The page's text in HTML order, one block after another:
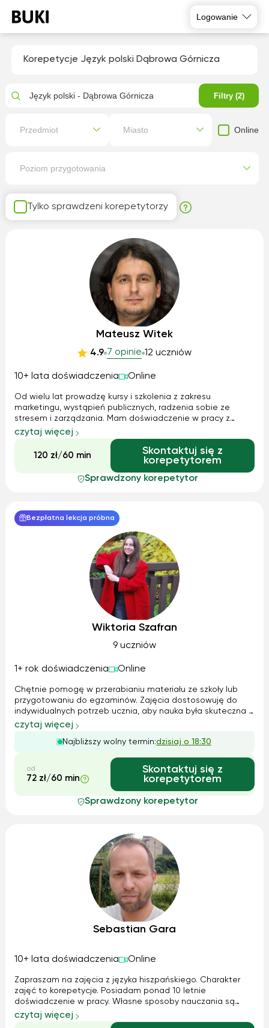
Logowanie
Korepetycje Język polski Dąbrowa Górnicza
Tylko sprawdzeni korepetytorzy
Mateusz Witek
4.9 7 opinie 12 uczniów
10+ lata doświadczenia Online
Od wielu lat prowadzę kursy i szkolenia z zakresu
marketingu, wystąpień publicznych, radzenia sobie ze
stresem i zarządzania. Mam doświadczenie w pracy z
dużymi grupami, jak i indywidualnymi osobami :) Do
każdego ucznia/studenta podchodzę indywidualnie :)
czytaj więcej
120 zł/60 min
Skontaktuj się z
korepetytorem
Sprawdzony korepetytor
Bezpłatna lekcja próbna
Wiktoria Szafran
9 uczniów
1+ rok doświadczenia Online
Chętnie pomogę w przerabianiu materiału ze szkoły lub
przygotowaniu do egzaminów. Zajęcia dostosowuję do
indywidualnych potrzeb ucznia, aby nauka była skuteczna i
mniej stresująca. Wspólnie pracujemy nad tym, co sprawia
trudność, angażując ucznia w aktywną naukę. Dbam o miłą
i przyjazną atmosferę. Z...
czytaj więcej
Najbliższy wolny termin:dzisiaj o 18:30
od
72 zł/60 min
Skontaktuj się z
korepetytorem
Sprawdzony korepetytor
Sebastian Gara
10+ lata doświadczenia Online
Zapraszam na zajęcia z języka hiszpańskiego. Charakter
zajęć to korepetycje. Posiadam ponad 10 letnie
doświadczenie w pracy. Własne sposoby nauczania są
najlepsze. Dysponuję pokaźnym zasobem materiałów. Do
ceny doliczam koszt i czas dojazu.
czytaj więcej
Język polski - Dąbrowa Górnicza Filtry (2)
Przedmiot Miasto Online
Poziom przygotowania